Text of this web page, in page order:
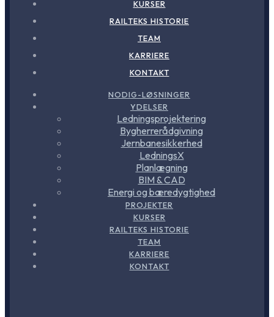
KURSER
RAILTEKS HISTORIE
TEAM
KARRIERE
KONTAKT
NODIG-LØSNINGER
YDELSER
Ledningsprojektering
Bygherrerådgivning
Jernbanesikkerhed
LedningsX
Planlægning
BIM & CAD
Energi og bæredygtighed
PROJEKTER
KURSER
RAILTEKS HISTORIE
TEAM
KARRIERE
KONTAKT